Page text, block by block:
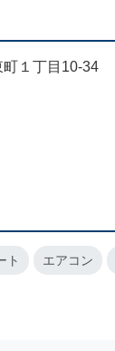
１丁目10-34
ト エアコン